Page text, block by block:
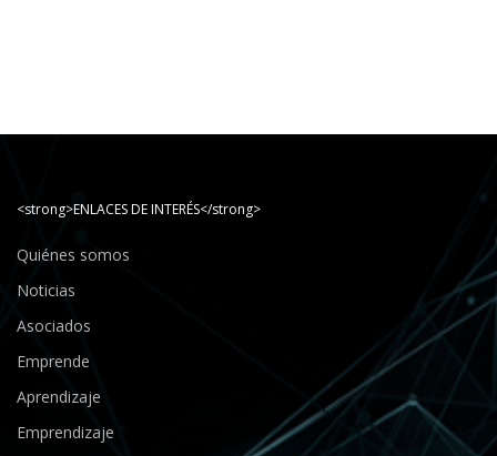
<strong>ENLACES DE INTERÉS</strong>
Quiénes somos
Noticias
Asociados
Emprende
Aprendizaje
Emprendizaje